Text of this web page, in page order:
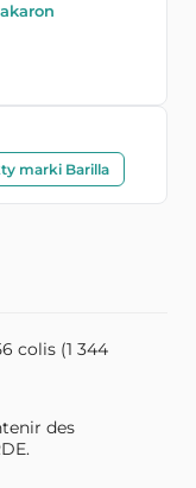
marki Barilla
colis (1 344
des